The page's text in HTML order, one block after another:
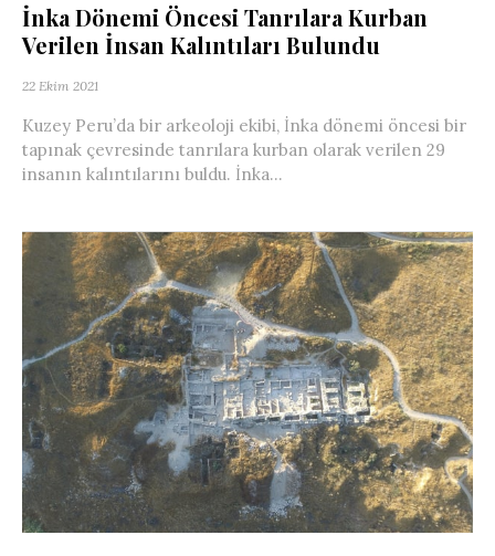
İnka Dönemi Öncesi Tanrılara Kurban
Verilen İnsan Kalıntıları Bulundu
22 Ekim 2021
Kuzey Peru’da bir arkeoloji ekibi, İnka dönemi öncesi bir
tapınak çevresinde tanrılara kurban olarak verilen 29
insanın kalıntılarını buldu. İnka...